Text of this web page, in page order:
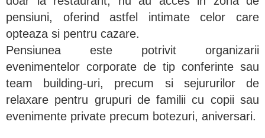
pensiuni, oferind astfel intimate celor care
opteaza si pentru cazare.
Pensiunea este potrivit organizarii
evenimentelor corporate de tip conferinte sau
team building-uri, precum si sejururilor de
relaxare pentru grupuri de familii cu copii sau
evenimente private precum botezuri, aniversari.